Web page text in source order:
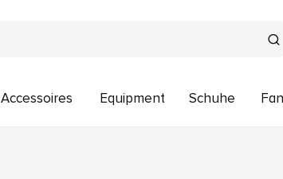
Accessoires Equipment Schuhe